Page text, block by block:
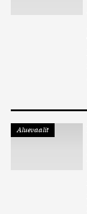
Aluevaalit